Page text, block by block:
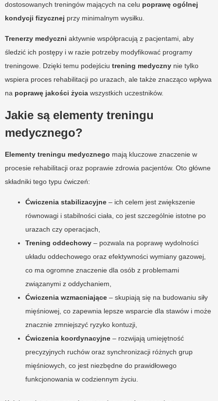
dostosowanych treningów mających na celu poprawę ogólnej
kondycji fizycznej przy minimalnym wysiłku.
Trenerzy medyczni aktywnie współpracują z pacjentami, aby
śledzić ich postępy i w razie potrzeby modyfikować programy
treningowe. Dzięki temu podejściu trening medyczny nie tylko
wspiera proces rehabilitacji po urazach, ale także znacząco wpływa
na poprawę jakości życia wszystkich uczestników.
Jakie są elementy treningu
medycznego?
Elementy treningu medycznego mają kluczowe znaczenie w
procesie rehabilitacji oraz poprawie zdrowia pacjentów. Oto główne
składniki tego typu ćwiczeń:
Ćwiczenia stabilizacyjne – ich celem jest zwiększenie
równowagi i stabilności ciała, co jest szczególnie istotne po
urazach czy operacjach,
Trening oddechowy – pozwala na poprawę wydolności
układu oddechowego oraz efektywności wymiany gazowej,
co ma ogromne znaczenie dla osób z problemami
związanymi z oddychaniem,
Ćwiczenia wzmacniające – skupiają się na budowaniu siły
mięśniowej, co zapewnia lepsze wsparcie dla stawów i może
znacznie zmniejszyć ryzyko kontuzji,
Ćwiczenia koordynacyjne – rozwijają umiejętność
precyzyjnych ruchów oraz synchronizacji różnych grup
mięśniowych, co jest niezbędne do prawidłowego
funkcjonowania w codziennym życiu.